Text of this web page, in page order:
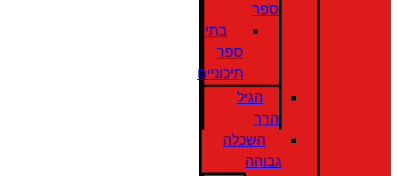
ספר
בתי
ספר
תיכוניים
הגיל
הרך
השכלה
גבוהה